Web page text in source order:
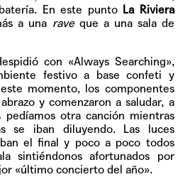
En este punto La Riviera
a una raveque a una sala de
con «Always Searching»,
festivo a base confeti y
momento, los componentes
y comenzaron a saludar, a
otra canción mientras
se iban diluyendo. Las luces
el final y poco a poco todos
sintiéndonos afortunados por
«último concierto del año».